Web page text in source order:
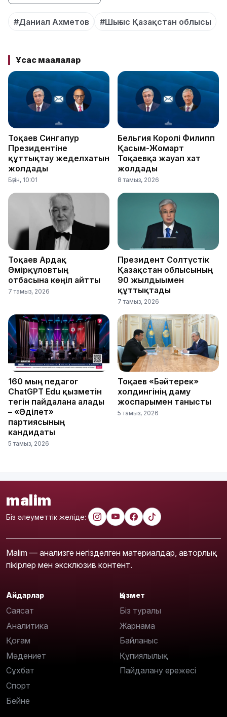
#Даниал Ахметов #Шығыс Қазақстан облысы
Ұқсас мақалалар
Тоқаев Сингапур
Президентіне
құттықтау жеделхатын
жолдады
Бүгін, 10:01
Бельгия Королі Филипп
Қасым-Жомарт
Тоқаевқа жауап хат
жолдады
8 тамыз, 2026
Тоқаев Ардақ
Әмірқұловтың
отбасына көңіл айтты
7 тамыз, 2026
Президент Солтүстік
Қазақстан облысының
90 жылдығымен
құттықтады
7 тамыз, 2026
160 мың педагог
ChatGPT Edu қызметін
тегін пайдалана алады
– «Әділет»
партиясының
кандидаты
5 тамыз, 2026
Тоқаев «Бәйтерек»
холдингінің даму
жоспарымен танысты
5 тамыз, 2026
malim
Біз әлеуметтік желіде:
Malim — анализге негізделген материалдар, авторлық
пікірлер мен эксклюзив контент.
Айдарлар
Саясат
Аналитика
Қоғам
Мәдениет
Сұхбат
Спорт
Бейне
Қызмет
Біз туралы
Жарнама
Байланыс
Құпиялылық
Пайдалану ережесі